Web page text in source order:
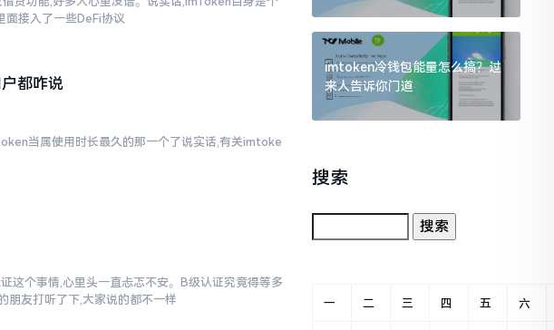
面接入了一些DeFi协议
都咋说
当属使用时长最久的那一个了说实话,有关imtoke
这个事情,心里头一直忐忑不安。B级认证究竟得等多
朋友打听了下,大家说的都不一样
imtoken冷钱包能量怎么搞？过
来人告诉你门道
搜索
一 二 三 四 五 六